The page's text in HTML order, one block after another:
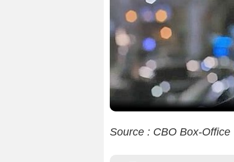
Source : CBO Box-Office